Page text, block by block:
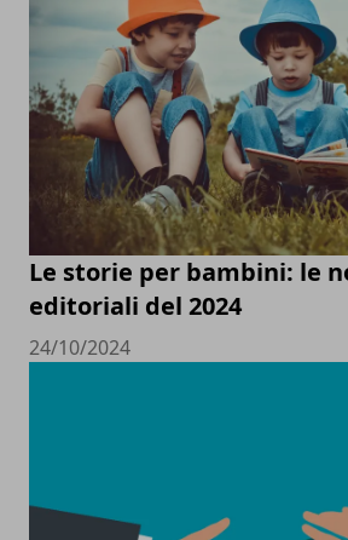
Le storie per bambini: le
editoriali del 2024
24/10/2024